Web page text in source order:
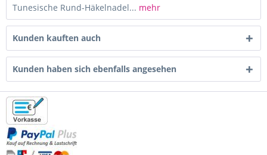
Tunesische Rund-Häkelnadel... mehr
Kunden kauften auch
Kunden haben sich ebenfalls angesehen